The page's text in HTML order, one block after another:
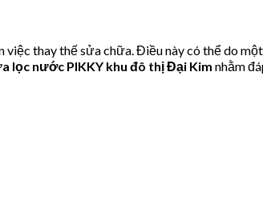
thay thế sửa chữa. Điều này có thể do
lọc nước PIKKY khu đô thị Đại Kim nhằm